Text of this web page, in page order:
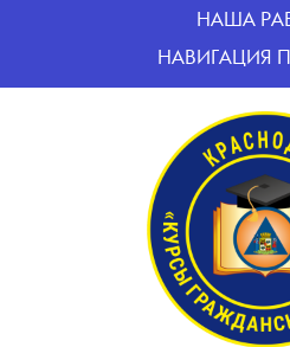
НАША
НАВИГАЦИЯ